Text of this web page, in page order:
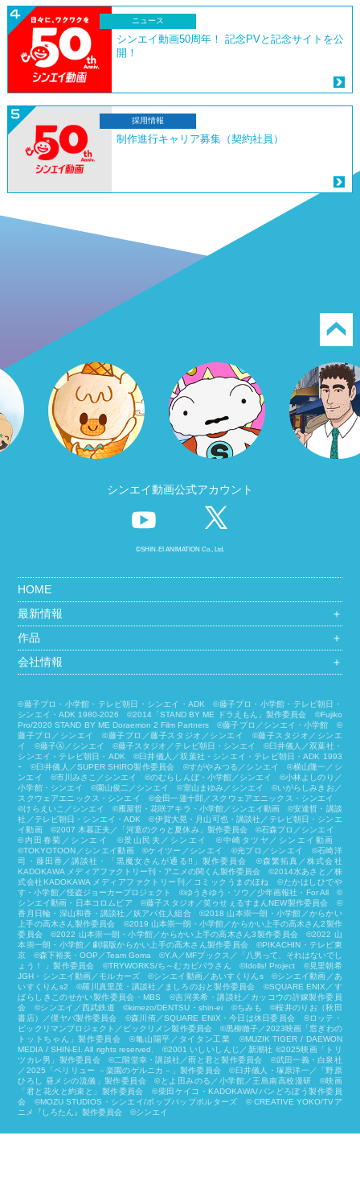
ニュース
シンエイ動画50周年！ 記念PVと記念サイトを公
開！
採用情報
制作進行キャリア募集（契約社員）
シンエイ動画公式アカウント
©SHIN-EI ANIMATION Co., Ltd.
HOME
最新情報
＋
作品
＋
会社情報
＋
©藤子プロ・小学館・テレビ朝日・シンエイ・ADK ©藤子プロ・小学館・テレビ朝日・
シンエイ・ADK 1980-2026 ©2014「STAND BY ME ドラえもん」製作委員会 ©Fujiko
Pro/2020 STAND BY ME Doraemon 2 Film Partners ©藤子プロ／シンエイ・小学館 ©
藤子プロ／シンエイ ©藤子プロ／藤子スタジオ／シンエイ ©藤子スタジオ／シンエ
イ ©藤子Ⓐ／シンエイ ©藤子スタジオ／テレビ朝日・シンエイ ©臼井儀人／双葉社・
シンエイ・テレビ朝日・ADK ©臼井儀人／双葉社・シンエイ・テレビ朝日・ADK 1993
ｰ ©臼井儀人／SUPER SHIRO製作委員会 ©すがやみつる／シンエイ ©横山隆一／シ
ンエイ ©市川みさこ／シンエイ ©のむらしんぼ・小学館／シンエイ ©小林よしのり／
小学館・シンエイ ©園山俊二／シンエイ ©室山まゆみ／シンエイ ©いがらしみきお／
スクウェアエニックス・シンエイ ©金田一蓮十郎／スクウェアエニックス・シンエイ
©けらえいこ／シンエイ ©雁屋哲・花咲アキラ・小学館／シンエイ動画 ©安達哲・講談
社／テレビ朝日・シンエイ・ADK ©伊賀大晃・月山可也・講談社／テレビ朝日・シンエ
イ動画 ©2007 木暮正夫／「河童のクゥと夏休み」製作委員会 ©石森プロ／シンエイ
©内田春菊／シンエイ ©景山民夫／シンエイ ©中崎タツヤ／シンエイ動画
©︎TOKYOTOON／シンエイ動画 ©ケイツー／シンエイ ©光プロ／シンエイ ©石崎洋
司・藤田香／講談社・「黒魔女さんが通る!!」製作委員会 ©森繁拓真／株式会社
KADOKAWA メディアファクトリー刊・アニメの関くん製作委員会 ©2014水あさと／株
式会社KADOKAWA メディアファクトリー刊／コミックうまのほね ©たかはしひでや
す・小学館／怪盗ジョーカープロジェクト ©ゆうきゆう・ソウ／少年画報社・For All ©
シンエイ動画・日本コロムビア ©藤子スタジオ／笑ゥせぇるすまんNEW製作委員会 ©
香月日輪・深山和香・講談社／妖アパ住人組合 ©2018 山本崇一朗・小学館／からかい
上手の高木さん製作委員会 ©2019 山本崇一朗・小学館／からかい上手の高木さん2製作
委員会 ©2022 山本崇一朗・小学館／からかい上手の高木さん3製作委員会 ©2022 山
本崇一朗・小学館／劇場版からかい上手の高木さん製作委員会 ©PIKACHIN・テレビ東
京 ©森下裕美・OOP／Team Goma ©Y.A／MFブックス／「八男って、それはないでし
ょう！ 」製作委員会 ©TRYWORKS/ち～むカピバラさん ©︎Idolls! Project ©見里朝希
JGH・シンエイ動画／モルカーズ ©シンエイ動画／あいすくりんs ©シンエイ動画／あ
いすくりんs2 ©羅川真里茂・講談社／ましろのおと製作委員会 ©SQUARE ENIX／す
ばらしきこのせかい製作委員会・MBS ©吉河美希・講談社／カッコウの許嫁製作委員
会 ©シンエイ／西武鉄道 ©kimezo/DENTSU・shin-ei ©ちみも ©桜井のりお（秋田
書店）／僕ヤバ製作委員会 ©森川侑／SQUARE ENIX・今日は休日委員会 ©ロッテ・
ビックリマンプロジェクト／ビックリメン製作委員会 ©黒柳徹子／2023映画「窓ぎわの
トットちゃん」製作委員会 ©亀山陽平／タイタン工業 ©MUZIK TIGER / DAEWON
MEDIA / SHIN-EI. All rights reserved. ©2001 いしいしんじ／新潮社 ©2025映画「トリ
ツカレ男」製作委員会 ©二階堂幸・講談社／雨と君と製作委員会 ©武田一義・白泉社
／2025「ペリリュー －楽園のゲルニカ－」製作委員会 ©臼井儀人・塚原洋一／「野原
ひろし 昼メシの流儀」製作委員会 ©とよ田みのる／小学館／王島南高校漫研 ©映画
「君と花火と約束と」製作委員会 ©柴⽥ケイコ・KADOKAWA/パンどろぼう製作委員
会 ©MOZU STUDIOS・シンエイ/ポップパップポルターズ © CREATIVE YOKO/TVア
ニメ『しろたん』製作委員会 ©シンエイ